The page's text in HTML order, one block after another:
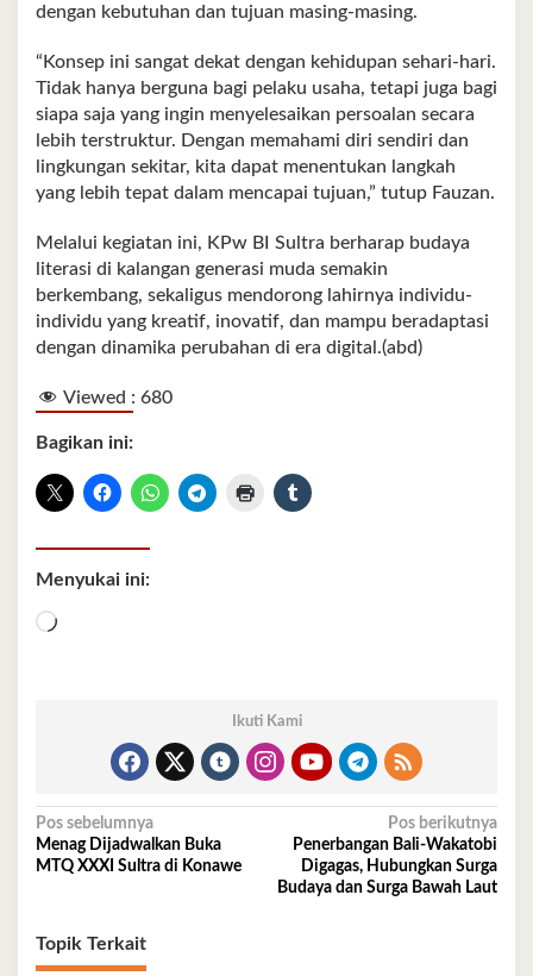
dengan kebutuhan dan tujuan masing-masing.
“Konsep ini sangat dekat dengan kehidupan sehari-hari.
Tidak hanya berguna bagi pelaku usaha, tetapi juga bagi
siapa saja yang ingin menyelesaikan persoalan secara
lebih terstruktur. Dengan memahami diri sendiri dan
lingkungan sekitar, kita dapat menentukan langkah
yang lebih tepat dalam mencapai tujuan,” tutup Fauzan.
Melalui kegiatan ini, KPw BI Sultra berharap budaya
literasi di kalangan generasi muda semakin
berkembang, sekaligus mendorong lahirnya individu-
individu yang kreatif, inovatif, dan mampu beradaptasi
dengan dinamika perubahan di era digital.(abd)
Viewed : 680
Bagikan ini:
Menyukai ini:
Memuat...
Ikuti Kami
Navigasi
pos
Pos sebelumnya
Menag Dijadwalkan Buka
MTQ XXXI Sultra di Konawe
Pos berikutnya
Penerbangan Bali-Wakatobi
Digagas, Hubungkan Surga
Budaya dan Surga Bawah Laut
Topik Terkait